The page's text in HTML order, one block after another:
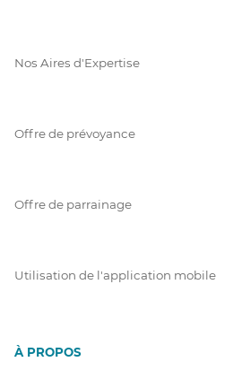
Nos Aires d'Expertise
Offre de prévoyance
Offre de parrainage
Utilisation de l'application mobile
À PROPOS